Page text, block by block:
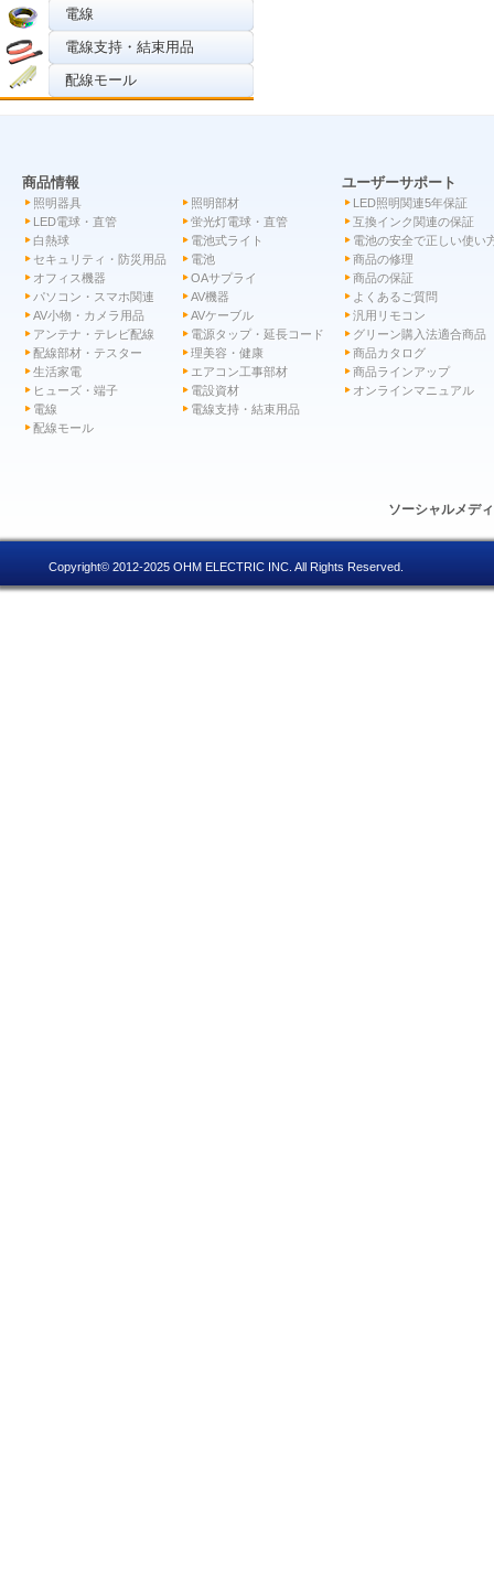
電線
電線支持・結束用品
配線モール
商品情報
照明器具
照明部材
LED電球・直管
蛍光灯電球・直管
白熱球
電池式ライト
セキュリティ・防災用品
電池
オフィス機器
OAサプライ
パソコン・スマホ関連
AV機器
AV小物・カメラ用品
AVケーブル
アンテナ・テレビ配線
電源タップ・延長コード
配線部材・テスター
理美容・健康
生活家電
エアコン工事部材
ヒューズ・端子
電設資材
電線
電線支持・結束用品
配線モール
ユーザーサポート
LED照明関連5年保証
互換インク関連の保証
電池の安全で正しい使い
商品の修理
商品の保証
よくあるご質問
汎用リモコン
グリーン購入法適合商品
商品カタログ
商品ラインアップ
オンラインマニュアル
ソーシャルメデ
Copyright© 2012-2025 OHM ELECTRIC INC. All Rights Reserved.